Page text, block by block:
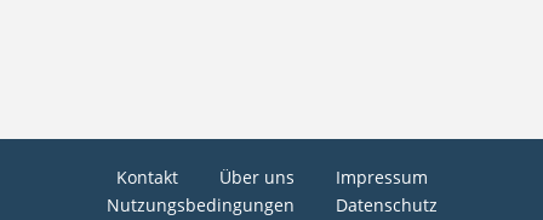
Kontakt Über uns
Impressum
Nutzungsbedingungen
Datenschutz